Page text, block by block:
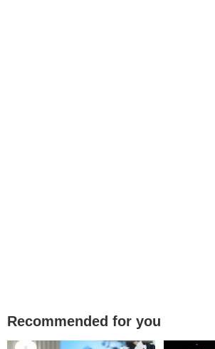
Recommended for you